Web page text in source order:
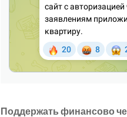
Поддержать финансово